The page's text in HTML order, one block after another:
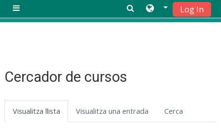
Panell lateral
Log In
Cercador de cursos
Visualitza llista Visualitza una entrada Cerca